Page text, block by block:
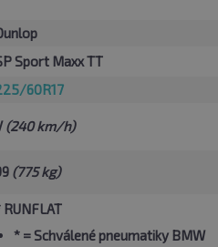
Sport Maxx TT
60R17
(240 km/h)
(775 kg)
RUNFLAT
*= Schválené pneumatiky BMW